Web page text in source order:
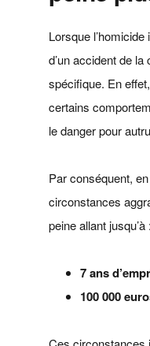
Lorsque
d’un accident de
spécifique. En
certains
le danger pour
Par conséquent,
circonstances
peine allant jusqu’à :
7 ans
100 000